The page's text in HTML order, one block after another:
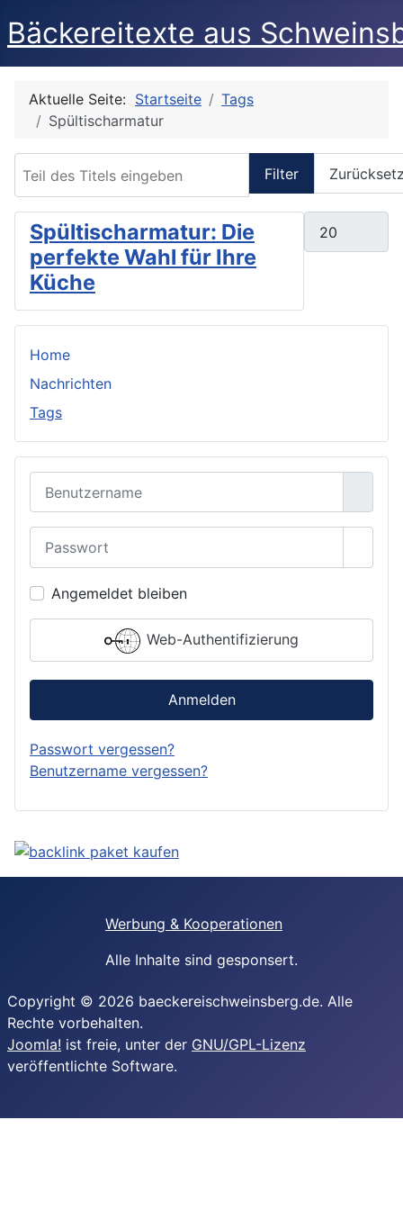
Bäckereitexte aus
Aktuelle Seite: Startseite
Tags
Spültischarmatur
Filter
Spültischarmatur: Die
perfekte Wahl für Ihre
Küche
Home
Nachrichten
Tags
Angemeldet bleiben
Web-Authentifizierung
Anmelden
Passwort vergessen?
Benutzername vergessen?
Werbung & Kooperationen
Alle Inhalte sind gesponsert.
Copyright © 2026 baeckereischweinsberg.de. Alle
Rechte vorbehalten.
Joomla! ist freie, unter der GNU/GPL-Lizenz
veröffentlichte Software.